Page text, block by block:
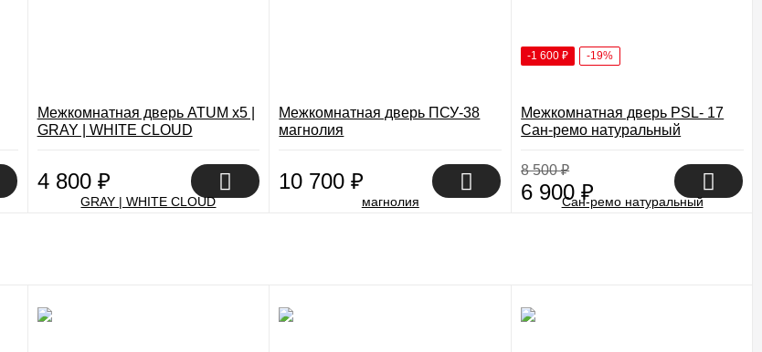
Межкомнатная дверь ATUM x5 |
GRAY | WHITE CLOUD
4 800 ₽
Межкомнатная дверь ПСУ-38
магнолия
10 700₽
-1 600₽ -19%
Межкомнатная дверь PSL- 17
Сан-ремо натуральный
8 500₽
6 900₽